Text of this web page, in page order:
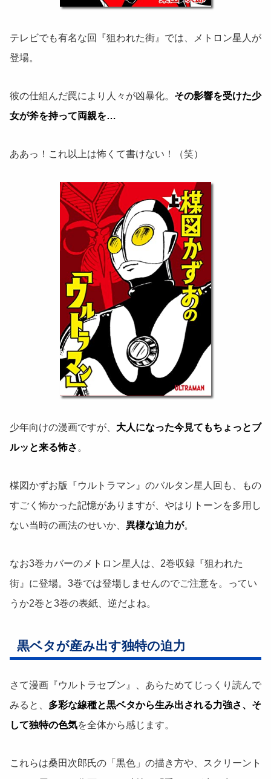
テレビでも有名な回『狙われた街』では、メトロン星人が
登場。
彼の仕組んだ罠により人々が凶暴化。 その影響を受けた少
女が斧を持って両親を…
ああっ！これ以上は怖くて書けない！（笑）
少年向けの漫画ですが、 大人になった今見てもちょっとブ
ルッと来る怖さ 。
楳図かずお版『ウルトラマン』のバルタン星人回も、もの
すごく怖かった記憶がありますが、やはりトーンを多用し
ない当時の画法のせいか、 異様な迫力が。
なお3巻カバーのメトロン星人は、2巻収録『狙われた
街』に登場。3巻では登場しませんのでご注意を。ってい
うか2巻と3巻の表紙、逆だよね。
黒ベタが産み出す独特の迫力
さて漫画『ウルトラセブン』、あらためてじっくり読んで
みると、 多彩な線種と黒ベタから生み出される力強さ、そ
して独特の色気を全体から感じます。
これらは桑田次郎氏の「黒色」の描き方や、スクリーント